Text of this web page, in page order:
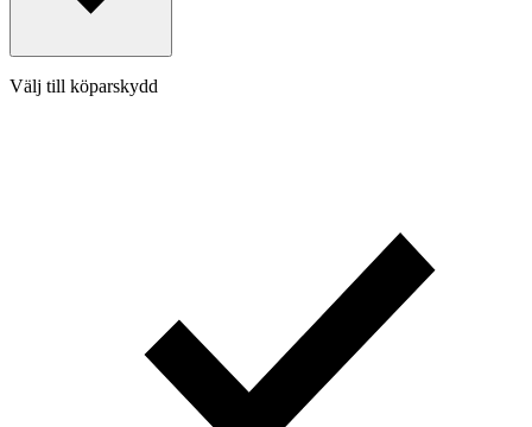
Välj till köparskydd